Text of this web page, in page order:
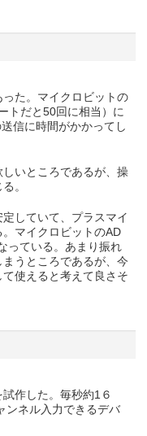
た。マイクロビットの
トだと50回に相当）に
信に時間がかかってし
いところであるが、操
。
していて、プラスマイ
マイクロビットのAD
っている。あまり振れ
うところであるが、今
使えると考えて良さそ
作した。毎秒約1６
ンネル入力できるデバ